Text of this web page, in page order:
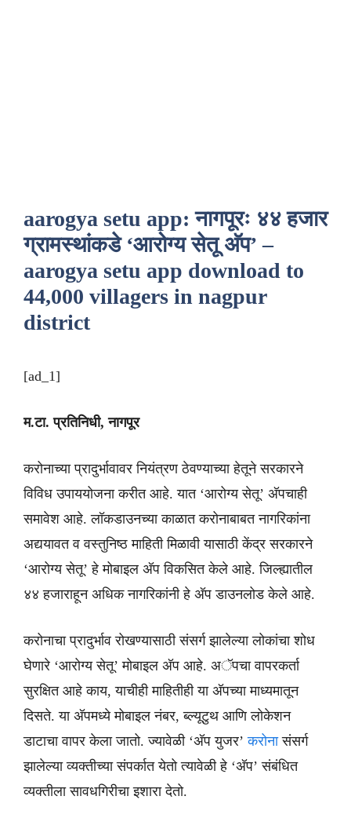
aarogya setu app: नागपूरः ४४ हजार
ग्रामस्थांकडे ‘आरोग्य सेतू अ‍ॅप’ –
aarogya setu app download to
44,000 villagers in nagpur
district
[ad_1]
म.टा. प्रतिनिधी, नागपूर
करोनाच्या प्रादुर्भावावर नियंत्रण ठेवण्याच्या हेतूने सरकारने
विविध उपाययोजना करीत आहे. यात ‘आरोग्य सेतू’ अ‍ॅपचाही
समावेश आहे. लॉकडाउनच्या काळात करोनाबाबत नागरिकांना
अद्ययावत व वस्तुनिष्ठ माहिती मिळावी यासाठी केंद्र सरकारने
‘आरोग्य सेतू’ हे मोबाइल अ‍ॅप विकसित केले आहे. जिल्ह्यातील
४४ हजाराहून अधिक नागरिकांनी हे अ‍ॅप डाउनलोड केले आहे.
करोनाचा प्रादुर्भाव रोखण्यासाठी संसर्ग झालेल्या लोकांचा शोध
घेणारे ‘आरोग्य सेतू’ मोबाइल अ‍ॅप आहे. अॅपचा वापरकर्ता
सुरक्षित आहे काय, याचीही माहितीही या अ‍ॅपच्या माध्यमातून
दिसते. या अ‍ॅपमध्ये मोबाइल नंबर, ब्ल्यूटुथ आणि लोकेशन
डाटाचा वापर केला जातो. ज्यावेळी ‘अ‍ॅप युजर’करोनासंसर्ग
झालेल्या व्यक्तीच्या संपर्कात येतो त्यावेळी हे ‘अ‍ॅप’ संबंधित
व्यक्तीला सावधगिरीचा इशारा देतो.